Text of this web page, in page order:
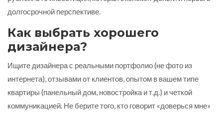
долгосрочной перспективе.
Как выбрать хорошего
дизайнера?
Ищите дизайнера с реальными портфолио (не фото из
интернета), отзывами от клиентов, опытом в вашем типе
квартиры (панельный дом, новостройка и т.д.) и четкой
коммуникацией. Не берите того, кто говорит «доверься мне»